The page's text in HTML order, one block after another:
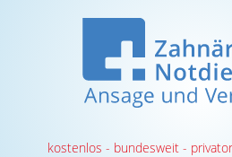
kostenlos - bundesweit -